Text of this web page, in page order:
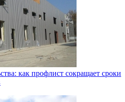
как профлист сокращает сроки